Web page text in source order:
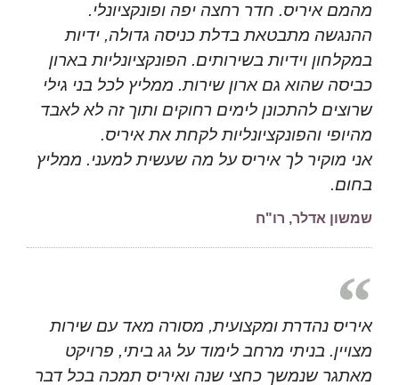
מהמם איריס. חדר רחצה יפה ופונקציונלי.
ההנגשה מתבטאת בדלת כניסה גדולה, ידיות
במקלחון וידיות בשירותים. הפונקציונליות בארון
כביסה שהוא גם ארון שירות. ממליץ לכל בני גילי
שרוצים להתכונן לימים רחוקים ותוך זה לא לאבד
מהיופי והפונקציונליות לקחת את איריס.
אני מוקיר לך איריס על מה שעשית למעני. ממליץ
בחום.
שמשון אדלר, רו"ח
איריס נהדרת ומקצועית, מסורה מאד עם שירות
מצויין. בניתי מרחב לימוד על גג ביתי, פרויקט
מאתגר שנמשך כחצי שנה ואיריס תמכה בכל דבר